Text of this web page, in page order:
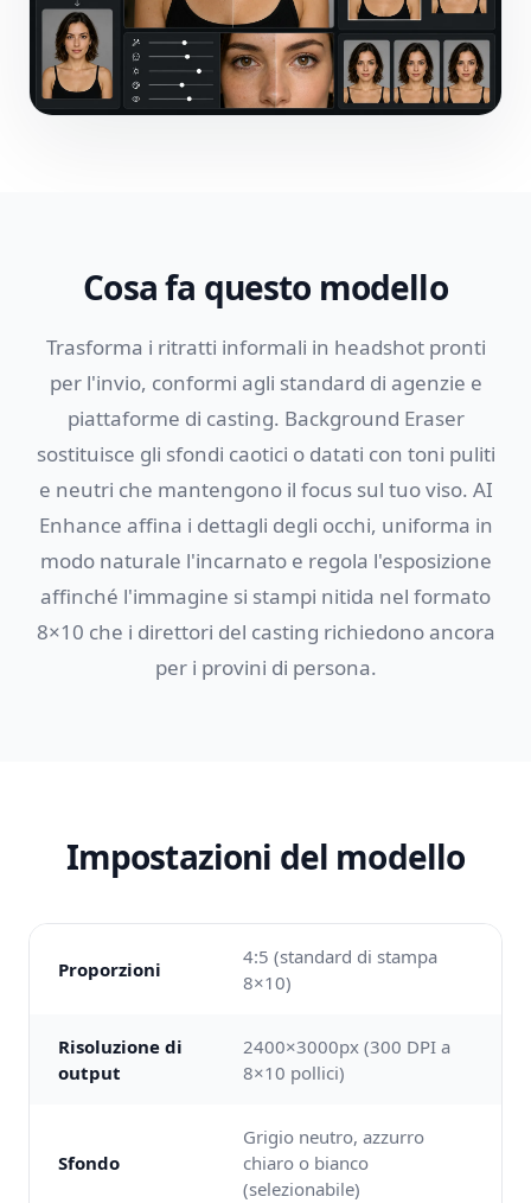
Cosa fa questo modello
Trasforma i ritratti informali in headshot pronti
per l'invio, conformi agli standard di agenzie e
piattaforme di casting. Background Eraser
sostituisce gli sfondi caotici o datati con toni puliti
e neutri che mantengono il focus sul tuo viso. AI
Enhance affina i dettagli degli occhi, uniforma in
modo naturale l'incarnato e regola l'esposizione
affinché l'immagine si stampi nitida nel formato
8×10 che i direttori del casting richiedono ancora
per i provini di persona.
Impostazioni del modello
Proporzioni
4:5 (standard di stampa
8×10)
Risoluzione di
output
2400×3000px (300 DPI a
8×10 pollici)
Sfondo
Grigio neutro, azzurro
chiaro o bianco
(selezionabile)